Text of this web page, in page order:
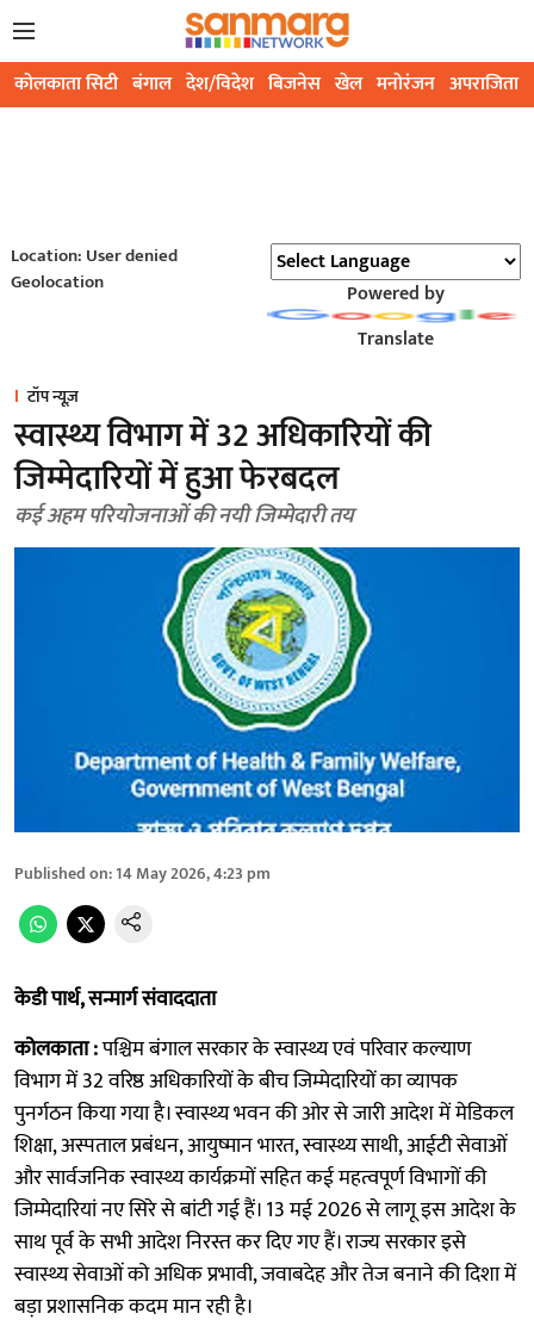
कोलकाता सिटी बंगाल देश/विदेश बिजनेस खेल मनोरंजन अपराजिता
Location: User denied
Geolocation
Powered by
Translate
टॉप न्यूज़
स्वास्थ्य विभाग में 32 अधिकारियों की
जिम्मेदारियों में हुआ फेरबदल
कई अहम परियोजनाओं की नयी जिम्मेदारी तय
Published on:14 May 2026, 4:23 pm
केडी पार्थ, सन्मार्ग संवाददाता
कोलकाता :पश्चिम बंगाल सरकार के स्वास्थ्य एवं परिवार कल्याण
विभाग में 32 वरिष्ठ अधिकारियों के बीच जिम्मेदारियों का व्यापक
पुनर्गठन किया गया है। स्वास्थ्य भवन की ओर से जारी आदेश में मेडिकल
शिक्षा, अस्पताल प्रबंधन, आयुष्मान भारत, स्वास्थ्य साथी, आईटी सेवाओं
और सार्वजनिक स्वास्थ्य कार्यक्रमों सहित कई महत्वपूर्ण विभागों की
जिम्मेदारियां नए सिरे से बांटी गई हैं। 13 मई 2026 से लागू इस आदेश के
साथ पूर्व के सभी आदेश निरस्त कर दिए गए हैं। राज्य सरकार इसे
स्वास्थ्य सेवाओं को अधिक प्रभावी, जवाबदेह और तेज बनाने की दिशा में
बड़ा प्रशासनिक कदम मान रही है।